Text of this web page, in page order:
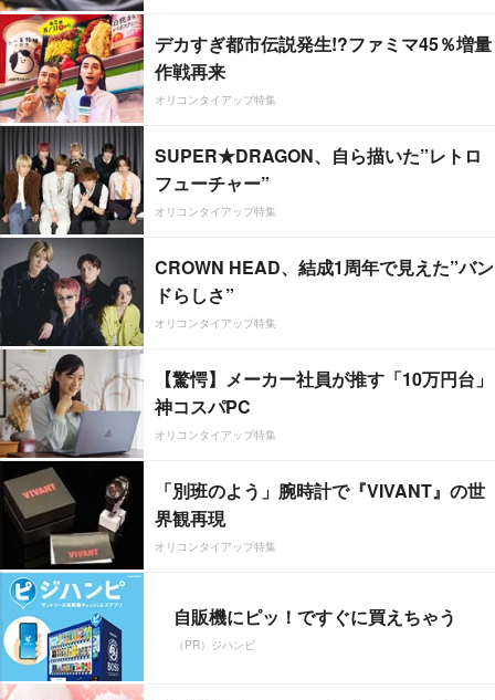
デカすぎ都市伝説発生!?ファミマ45％増量
作戦再来
オリコンタイアップ特集
SUPER★DRAGON、自ら描いた”レトロ
フューチャー”
オリコンタイアップ特集
CROWN HEAD、結成1周年で見えた”バン
ドらしさ”
オリコンタイアップ特集
【驚愕】メーカー社員が推す「10万円台」
神コスパPC
オリコンタイアップ特集
「別班のよう」腕時計で『VIVANT』の世
界観再現
オリコンタイアップ特集
自販機にピッ！ですぐに買えちゃう
（PR）ジハンピ